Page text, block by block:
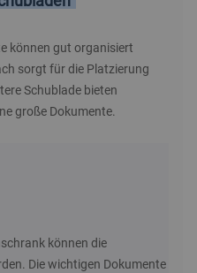
können gut organisiert
sorgt für die Platzierung
Schublade bieten
große Dokumente.
können die
Die wichtigen Dokumente